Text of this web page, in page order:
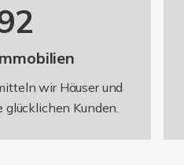
wir Häuser und
Kunden.